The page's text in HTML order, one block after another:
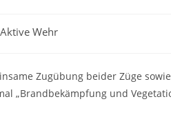
Aktive Wehr
Zugübung beider Züge
„Brandbekämpfung und